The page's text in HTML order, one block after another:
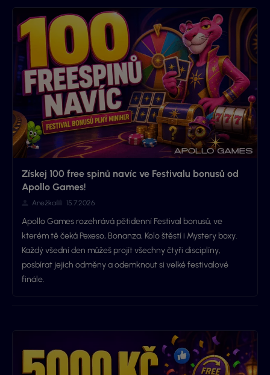
Získej 100 free spinů navíc ve Festivalu bonusů od
Apollo Games!
Anežka 15.7.2026
Apollo Games rozehrává pětidenní Festival bonusů, ve
kterém tě čeká Pexeso, Bonanza, Kolo štěstí i Mystery boxy.
Každý všední den můžeš projít všechny čtyři disciplíny,
posbírat jejich odměny a odemknout si velké festivalové
finále.